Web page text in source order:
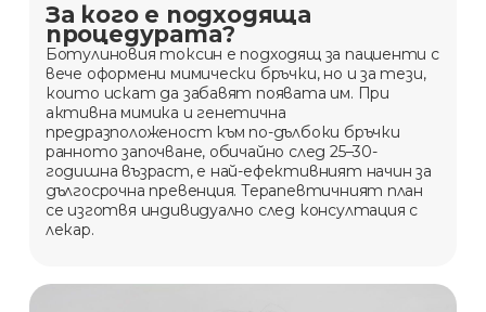
За кого е подходяща
процедурата?
Ботулиновия токсин е подходящ за пациенти с
вече оформени мимически бръчки, но и за тези,
които искат да забавят появата им. При
активна мимика и генетична
предразположеност към по-дълбоки бръчки
ранното започване, обичайно след 25–30-
годишна възраст, е най-ефективният начин за
дългосрочна превенция. Терапевтичният план
се изготвя индивидуално след консултация с
лекар.